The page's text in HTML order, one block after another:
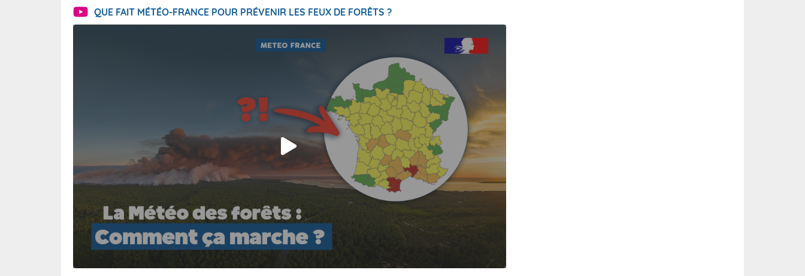
QUE FAIT MÉTÉO-FRANCE POUR PRÉVENIR LES FEUX DE FORÊTS ?